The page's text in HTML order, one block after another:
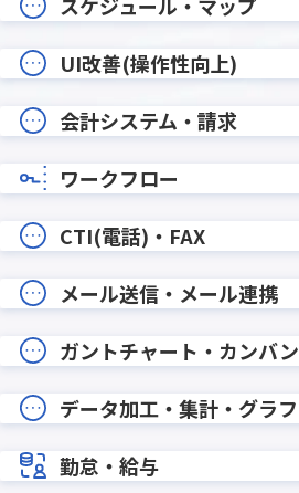
UI改善(操作性向上)
会計システム・請求
ワークフロー
CTI(電話)・FAX
メール送信・メール連携
ガントチャート・カンバン
データ加工・集計・グラフ
勤怠・給与